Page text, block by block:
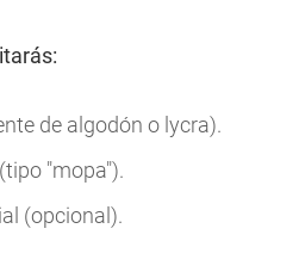
de algodón o lycra).
"mopa").
(opcional).